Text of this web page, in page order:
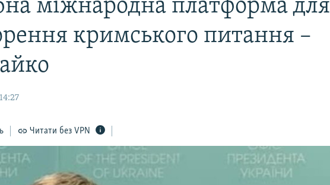
міжнародна платформа для
кримського питання –
Читати без VPN